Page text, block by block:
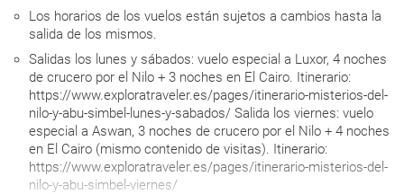
Los horarios de los vuelos están sujetos a cambios hasta la
salida de los mismos.
Salidas los lunes y sábados: vuelo especial a Luxor, 4 noches
de crucero por el Nilo + 3 noches en El Cairo. Itinerario:
https://www.exploratraveler.es/pages/itinerario-misterios-del-
nilo-y-abu-simbel-lunes-y-sabados/ Salida los viernes: vuelo
especial a Aswan, 3 noches de crucero por el Nilo + 4 noches
en El Cairo (mismo contenido de visitas). Itinerario:
https://www.exploratraveler.es/pages/itinerario-misterios-del-
nilo-y-abu-simbel-viernes/